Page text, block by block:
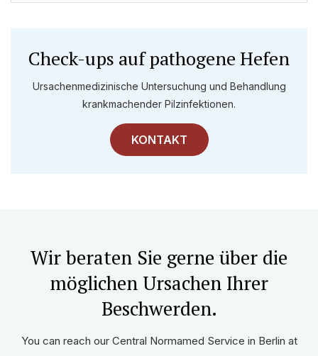
Check-ups auf pathogene Hefen
Ursachenmedizinische Untersuchung und Behandlung
krankmachender Pilzinfektionen.
KONTAKT
Wir beraten Sie gerne über die
möglichen Ursachen Ihrer
Beschwerden.
You can reach our Central Normamed Service in Berlin at